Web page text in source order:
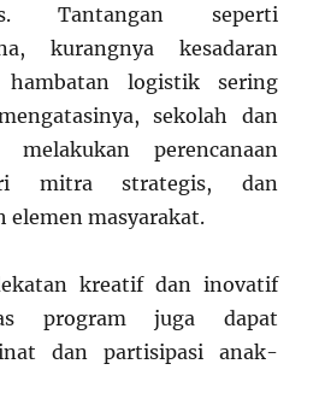
Tantangan seperti
kurangnya kesadaran
hambatan logistik sering
sekolah dan
perencanaan
mitra strategis, dan
elemen masyarakat.
kreatif dan inovatif
program juga dapat
dan partisipasi anak-